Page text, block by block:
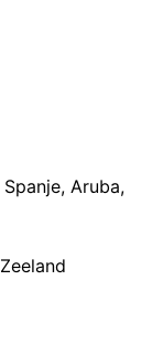
Spanje, Aruba,
Zeeland